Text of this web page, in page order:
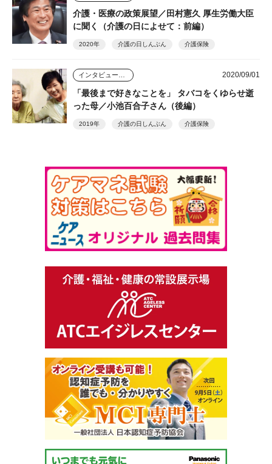
介護・医療の政策展望／田村憲久 厚生労働大臣
に聞く（介護の日によせて：前編）
2020年 介護の日しんぶん 介護保険
2020/09/01
「最後まで好きなことを」 タバコをくゆらせ逝
った母／小池百合子さん（後編）
2019年 介護の日しんぶん 介護保険